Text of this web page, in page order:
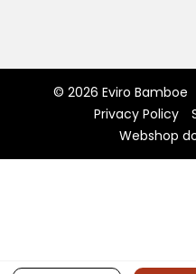
© 2026 Eviro Bamboe
Privacy Policy
Webshop